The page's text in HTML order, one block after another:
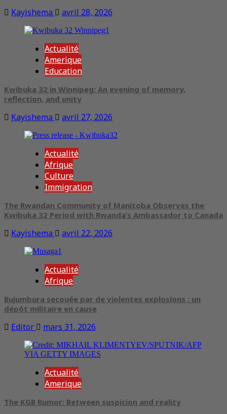
Kayishema avril 28, 2026
Actualité
Amerique
Education
Kwibuka 32 in Winnipeg: An evening of memory,
reflection, and unity
Kayishema avril 27, 2026
Actualité
Afrique
Culture
Immigration
The Rwandan Community of Manitoba Observes the
Kwibuka 32 Period with Rwanda’s Ambassador to Canada
Kayishema avril 22, 2026
Actualité
Afrique
Bujumbura secouée par de violentes explosions : un
dépôt militaire en cause
Editor mars 31, 2026
Actualité
Amerique
The KGB Rumor: Between suspicion and reality